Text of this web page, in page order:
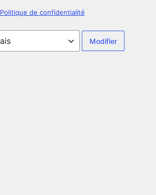
Politique de confidentialité